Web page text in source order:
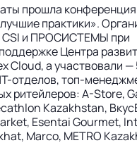
прошла конференция
практики».
CSI и ПРОСИСТЕМЫ при
Центра
Cloud, а участвовали —
отделов, топ-
ритейлеров: A-Store,
Kazakhstan,
Esentai Gourmet,
Marco, METRO